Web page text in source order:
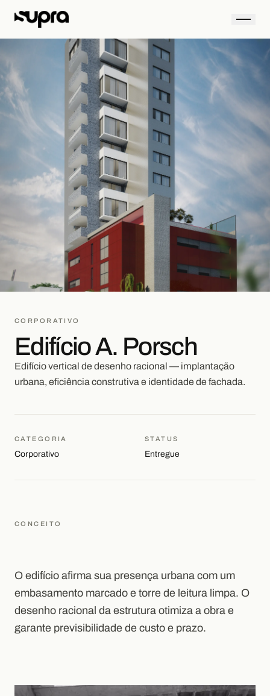
CORPORATIVO
Edifício A. Porsch
Edifício vertical de desenho racional — implantação
urbana, eficiência construtiva e identidade de fachada.
CATEGORIA
Corporativo
STATUS
Entregue
CONCEITO
O edifício afirma sua presença urbana com um
embasamento marcado e torre de leitura limpa. O
desenho racional da estrutura otimiza a obra e
garante previsibilidade de custo e prazo.